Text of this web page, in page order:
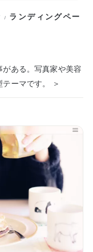
/ ランディングペー
ある。写真家や美容
ーマです。 ＞